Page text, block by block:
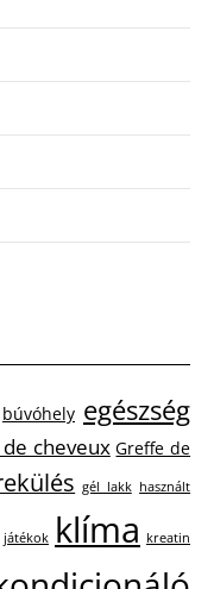
búvóhely egészség
cheveux Greffe de
gél lakk használt
játékok klíma kreatin